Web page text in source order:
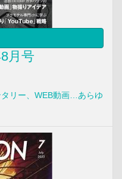
月号
リー、WEB動画…あらゆ